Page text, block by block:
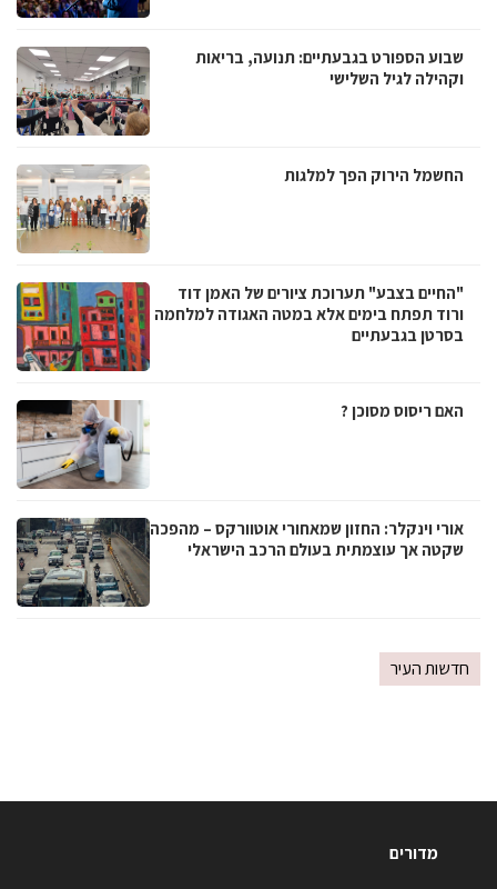
שבוע הספורט בגבעתיים: תנועה, בריאות
וקהילה לגיל השלישי
החשמל הירוק הפך למלגות
"החיים בצבע" תערוכת ציורים של האמן דוד
ורוד תפתח בימים אלא במטה האגודה למלחמה
בסרטן בגבעתיים
האם ריסוס מסוכן ?
אורי וינקלר: החזון שמאחורי אוטוורקס – מהפכה
שקטה אך עוצמתית בעולם הרכב הישראלי
חדשות העיר
מדורים